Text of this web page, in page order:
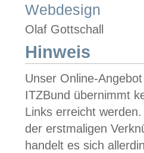
Webdesign
Olaf Gottschall
Hinweis
Unser Online-
ITZBund übernimmt
Links erreicht
der erstmaligen
handelt es sich